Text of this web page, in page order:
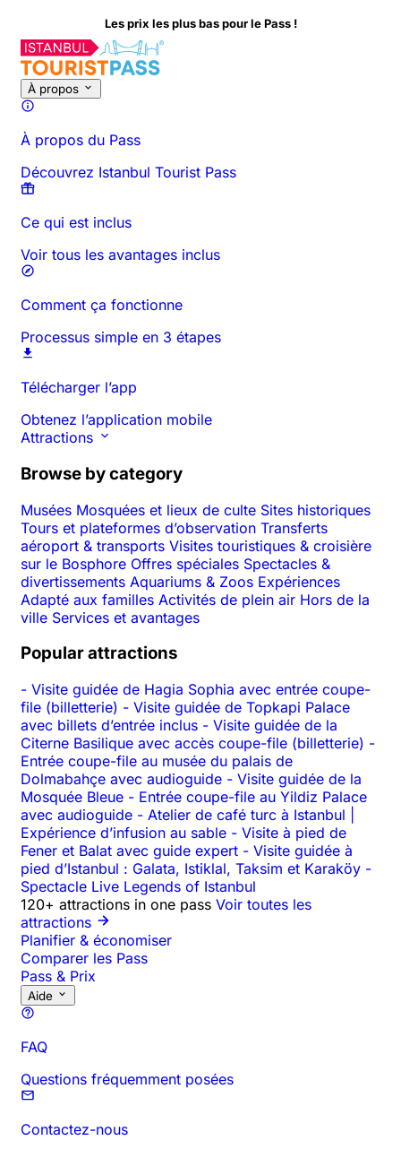
Les prix les plus bas pour le Pass !
À propos
À propos du Pass
Découvrez Istanbul Tourist Pass
Ce qui est inclus
Voir tous les avantages inclus
Comment ça fonctionne
Processus simple en 3 étapes
Télécharger l’app
Obtenez l’application mobile
Attractions
Browse by category
Musées Mosquées et lieux de culte Sites historiques
Tours et plateformes d’observation Transferts
aéroport & transports Visites touristiques & croisière
sur le Bosphore Offres spéciales Spectacles &
divertissements Aquariums & Zoos Expériences
Adapté aux familles Activités de plein air Hors de la
ville Services et avantages
Popular attractions
- Visite guidée de Hagia Sophia avec entrée coupe-
file (billetterie) - Visite guidée de Topkapi Palace
avec billets d’entrée inclus - Visite guidée de la
Citerne Basilique avec accès coupe-file (billetterie) -
Entrée coupe-file au musée du palais de
Dolmabahçe avec audioguide - Visite guidée de la
Mosquée Bleue - Entrée coupe-file au Yildiz Palace
avec audioguide - Atelier de café turc à Istanbul |
Expérience d’infusion au sable - Visite à pied de
Fener et Balat avec guide expert - Visite guidée à
pied d’Istanbul : Galata, Istiklal, Taksim et Karaköy -
Spectacle Live Legends of Istanbul
120+ attractions in one pass Voir toutes les
attractions
Planifier & économiser
Comparer les Pass
Pass & Prix
Aide
FAQ
Questions fréquemment posées
Contactez-nous
À propos de cette activité Aperçu Horaires et Durée